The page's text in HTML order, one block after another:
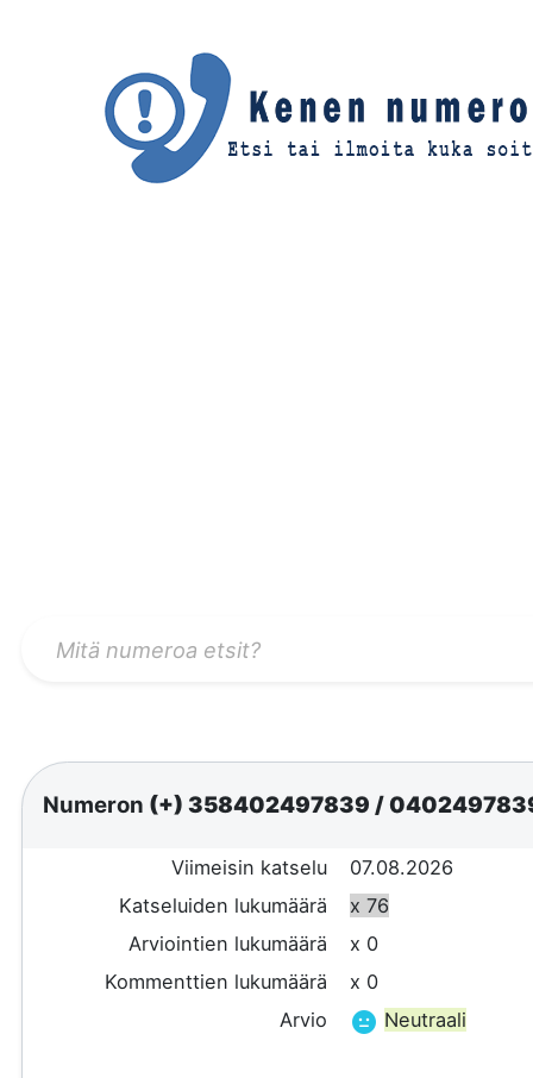
Numeron (+) 358402497839/
Viimeisin katselu
07.08.2026
Katseluiden lukumäärä
x 76
Arviointien lukumäärä
x 0
Kommenttien lukumäärä
x 0
Arvio
Neutraali